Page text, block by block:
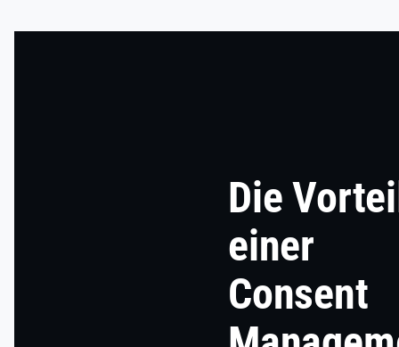
Die
einer
Consent